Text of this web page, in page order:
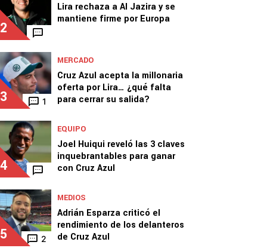
2
Lira rechaza a Al Jazira y se
mantiene firme por Europa
3 1
MERCADO
Cruz Azul acepta la millonaria
oferta por Lira… ¿qué falta
para cerrar su salida?
4
EQUIPO
Joel Huiqui reveló las 3 claves
inquebrantables para ganar
con Cruz Azul
5 2
MEDIOS
Adrián Esparza criticó el
rendimiento de los delanteros
de Cruz Azul